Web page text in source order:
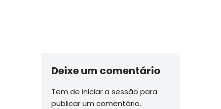
Deixe um comentário
Tem de iniciar a sessão para
publicar um comentário.